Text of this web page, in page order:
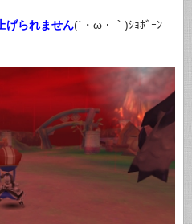
げられません(´・ω・｀)ｼｮﾎﾞｰﾝ